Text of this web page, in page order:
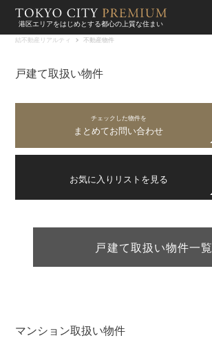
港区エリアをはじめとする都心の上質な住まい
結不動産リアルティ 不動産物件
戸建て取扱い物件
チェックした物件を
まとめてお問い合わせ
お気に入りリストを見る
戸建て取扱い物件一覧
マンション取扱い物件